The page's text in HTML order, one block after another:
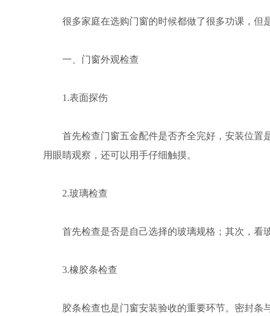
很多家庭在选购门窗的时候都做了很多功课，但
一、门窗外观检查
1.表面探伤
首先检查门窗五金配件是否齐全完好，安装位置
用眼睛观察，还可以用手仔细触摸。
2.玻璃检查
首先检查是否是自己选择的玻璃规格；其次，看
3.橡胶条检查
胶条检查也是门窗安装验收的重要环节。密封